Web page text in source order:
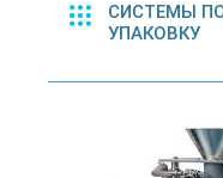
СИСТЕМЫ
УПАКОВКУ